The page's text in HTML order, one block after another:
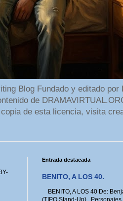
Blog Fundado y editado
de
de esta licencia, visita
Entrada destacada
BENITO, A LOS 40.
BENITO, A LOS 40 De: